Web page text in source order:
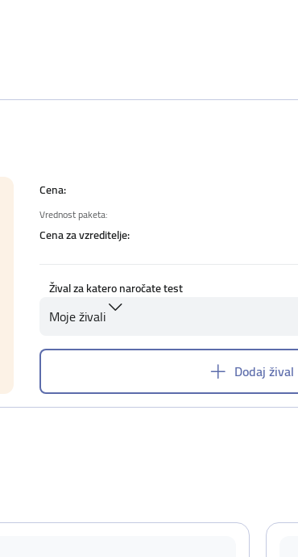
Cena:
Vrednost paketa:
Cena za vzreditelje:
Žival za katero naročate test
Moje živali
Dodaj žival